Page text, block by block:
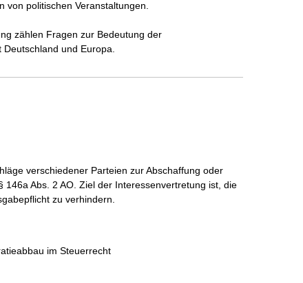
von politischen Veranstaltungen.
zählen Fragen zur Bedeutung der
und Europa.
verschiedener Parteien zur Abschaffung oder
Abs. 2 AO. Ziel der Interessenvertretung ist, die
zu verhindern.
im Steuerrecht